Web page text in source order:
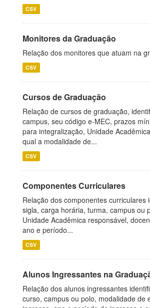
CSV
Monitores da Graduação
Relação dos monitores que atuam na
CSV
Cursos de Graduação
Relação de cursos de graduação,
campus, seu código e-MEC, prazos
para integralização, Unidade
qual a modalidade de...
CSV
Componentes Curriculares
Relação dos componentes curriculares
sigla, carga horária, turma, campus ou
Unidade Acadêmica responsável,
ano e período...
CSV
Alunos Ingressantes na
Relação dos alunos ingressantes
curso, campus ou polo, modalidade de